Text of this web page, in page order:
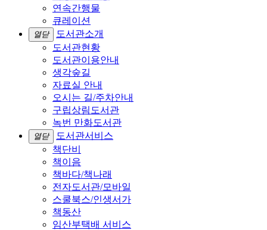
연속간행물
큐레이션
열닫
도서관소개
도서관현황
도서관이용안내
생각숲길
자료실 안내
오시는 길/주차안내
구립상림도서관
녹번 만화도서관
열닫
도서관서비스
책단비
책이음
책바다/책나래
전자도서관/모바일
스쿨북스/인생서가
책동산
임산부택배 서비스